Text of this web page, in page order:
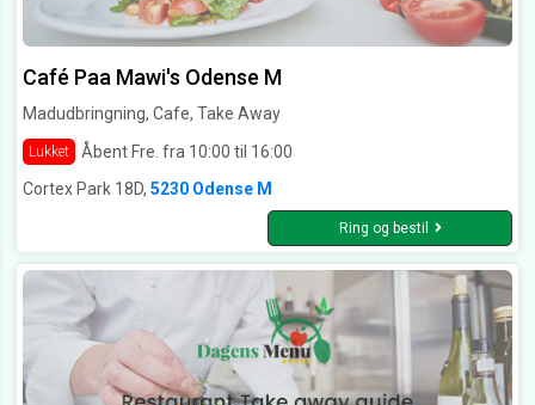
Café Paa Mawi's Odense M
Madudbringning, Cafe, Take Away
Lukket
Åbent Fre. fra 10:00 til 16:00
Cortex Park 18D, 5230 Odense M
Ring og bestil